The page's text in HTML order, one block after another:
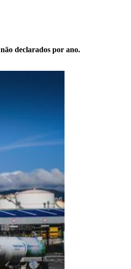
declarados por ano.